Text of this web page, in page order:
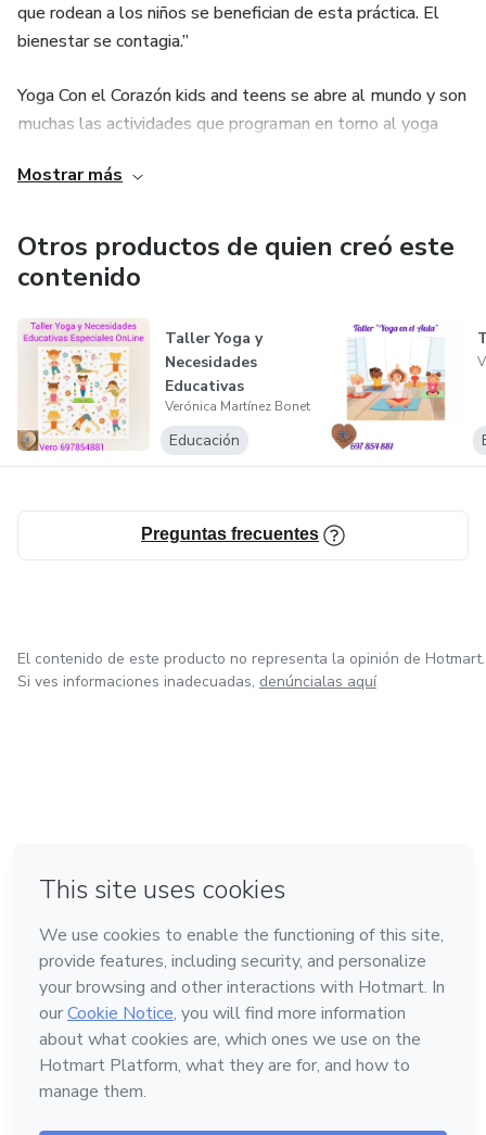
que rodean a los niños se benefician de esta práctica. El
bienestar se contagia.”
Yoga Con el Corazón kids and teens se abre al mundo y son
muchas las actividades que programan en torno al yoga
infantil en colegios, centros de yoga y centros cívicos,
Talleres monográficos para padres y profesores; casales
de yoga durante las vacaciones; talleres en festivales y
eventos privados y públicos....
Mostrar más
Otros productos de quien creó este
contenido
Taller Yoga y
Necesidades
Educativas
Especiales
Verónica Martínez Bonet
Educación
Preguntas frecuentes
El contenido de este producto no representa la opinión de Hotmart.
Si ves informaciones inadecuadas, denúncialas aquí
Hecho con❤ en Ciudad de México
Conoce Hotmart
Idioma
Español